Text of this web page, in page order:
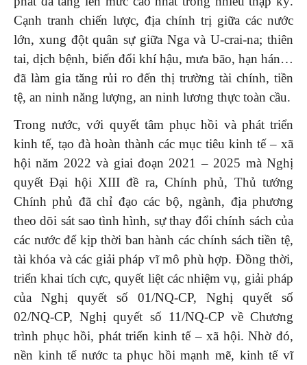
Cạnh tranh chiến lược, địa chính trị giữa các nước
lớn, xung đột quân sự giữa Nga và U-crai-na; thiên
tai, dịch bệnh, biến đổi khí hậu, mưa bão, hạn hán…
đã làm gia tăng rủi ro đến thị trường tài chính, tiền
tệ, an ninh năng lượng, an ninh lương thực toàn cầu.
Trong nước, với quyết tâm phục hồi và phát triển
kinh tế, tạo đà hoàn thành các mục tiêu kinh tế – xã
hội năm 2022 và giai đoạn 2021 – 2025 mà Nghị
quyết Đại hội XIII đề ra, Chính phủ, Thủ tướng
Chính phủ đã chỉ đạo các bộ, ngành, địa phương
theo dõi sát sao tình hình, sự thay đổi chính sách của
các nước để kịp thời ban hành các chính sách tiền tệ,
tài khóa và các giải pháp vĩ mô phù hợp. Đồng thời,
triển khai tích cực, quyết liệt các nhiệm vụ, giải pháp
của Nghị quyết số 01/NQ-CP, Nghị quyết số
02/NQ-CP, Nghị quyết số 11/NQ-CP về Chương
trình phục hồi, phát triển kinh tế – xã hội. Nhờ đó,
nền kinh tế nước ta phục hồi mạnh mẽ, kinh tế vĩ